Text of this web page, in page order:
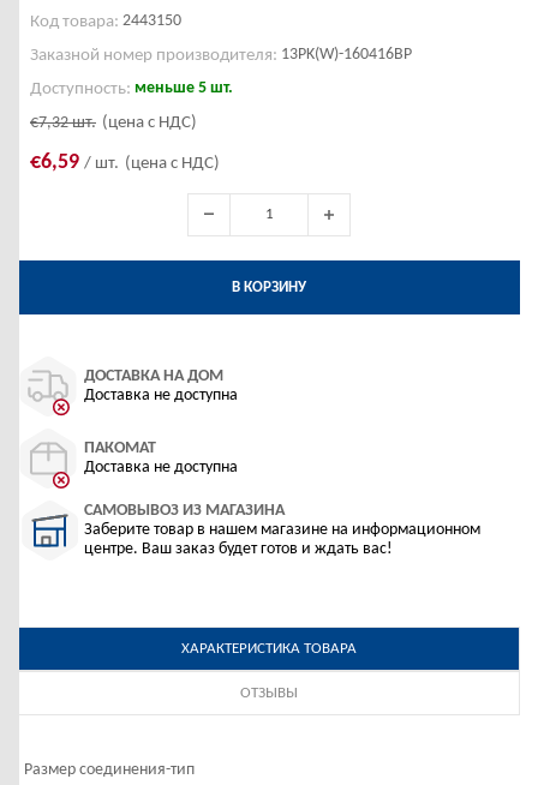
Код товара: 2443150
Заказной номер производителя: 13PK(W)-160416BP
Доступность: меньше 5 шт.
€7,32шт. (цена с НДС)
€6,59 / шт. (цена с НДС)
В КОРЗИНУ
ДОСТАВКА НА ДОМ
Доставка не доступна
ПАКОМАТ
Доставка не доступна
САМОВЫВОЗ ИЗ МАГАЗИНА
Заберите товар в нашем магазине на информационном
центре. Ваш заказ будет готов и ждать вас!
ХАРАКТЕРИСТИКА ТОВАРА
ОТЗЫВЫ
Размер соединения-тип